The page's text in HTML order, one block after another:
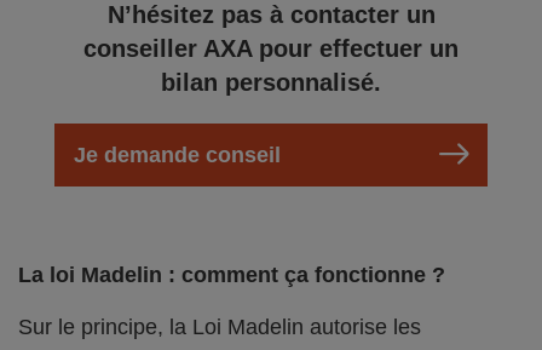
N’hésitez pas à contacter un
conseiller AXA pour effectuer un
bilan personnalisé.
Je demande conseil
La loi Madelin : comment ça fonctionne ?
Sur le principe, la Loi Madelin autorise les